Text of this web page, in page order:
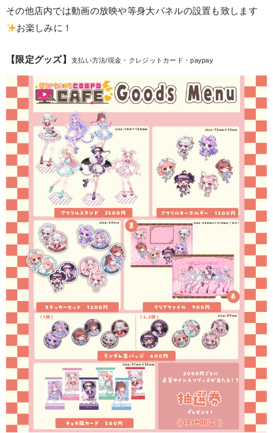
その他店内では動画の放映や等身大パネルの設置も致します
お楽しみに！
【限定グッズ】支払い方法/現金・クレジットカード・paypay